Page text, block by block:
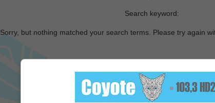
Search keyword:
Sorry, but nothing matched your search terms. Please try again